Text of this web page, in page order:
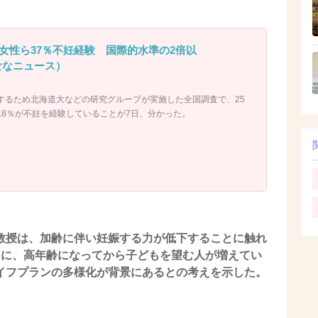
性ら37％不妊経験 国際的水準の2倍以
ニュース）
ため北海道大などの研究グループが実施した全国調査で、25
％が不妊を経験していることが7日、分かった。
は、加齢に伴い妊娠する力が低下することに触れ
、高年齢になってから子どもを望む人が増えてい
プランの多様化が背景にあるとの考えを示した。